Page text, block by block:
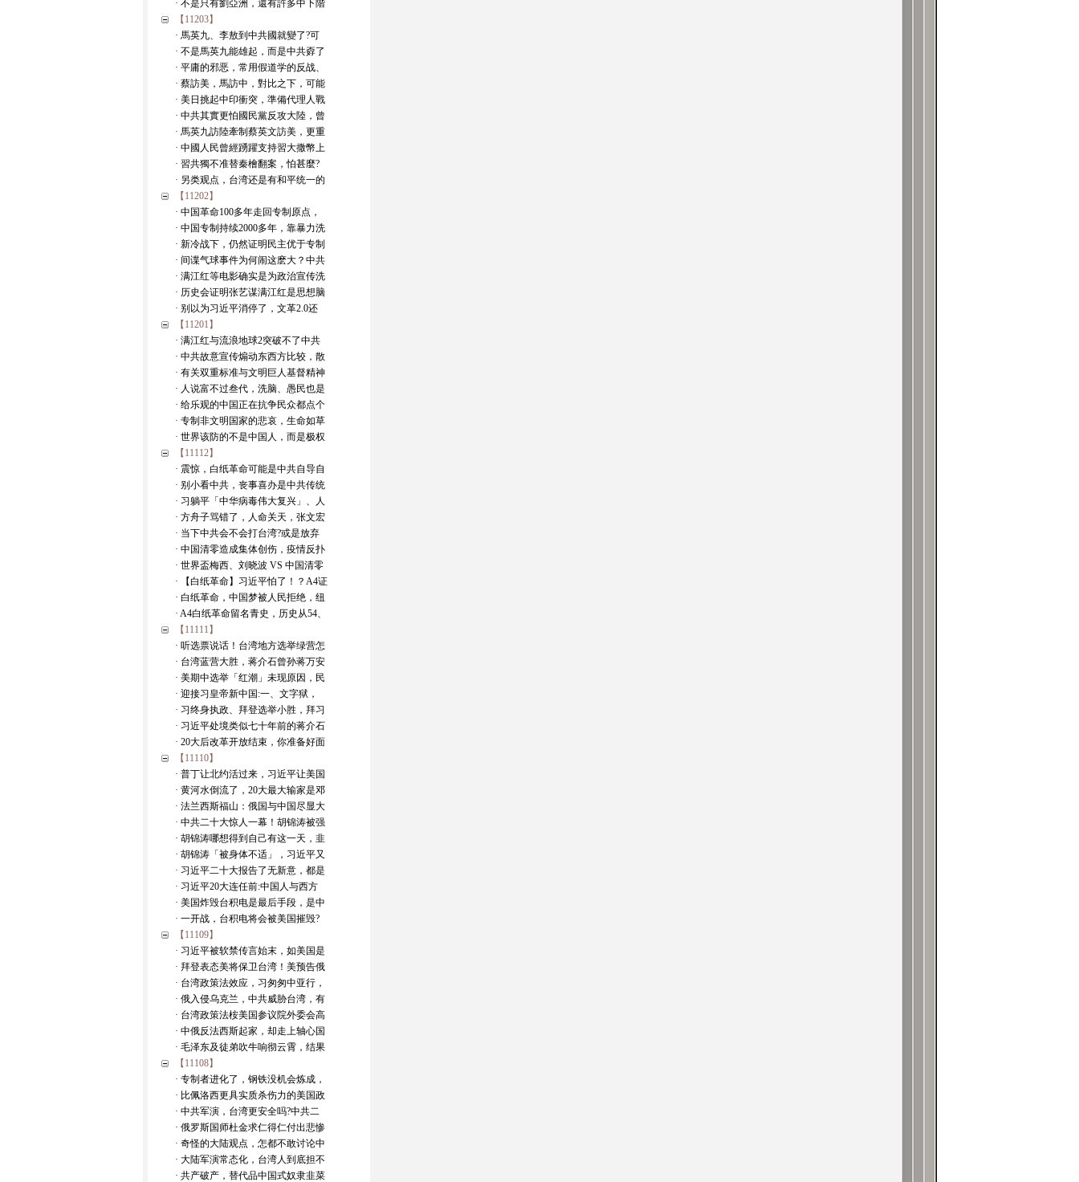
· 不是只有劉亞洲，還有許多中下階
【11203】
· 馬英九、李敖到中共國就變了?可
· 不是馬英九能雄起，而是中共孬了
· 平庸的邪恶，常用假道学的反战、
· 蔡訪美，馬訪中，對比之下，可能
· 美日挑起中印衝突，準備代理人戰
· 中共其實更怕國民黨反攻大陸，曾
· 馬英九訪陸牽制蔡英文訪美，更重
· 中國人民曾經踴躍支持習大撒幣上
· 習共獨不准替秦檜翻案，怕甚麼?
· 另类观点，台湾还是有和平统一的
【11202】
· 中国革命100多年走回专制原点，
· 中国专制持续2000多年，靠暴力洗
· 新冷战下，仍然证明民主优于专制
· 间谍气球事件为何闹这麽大？中共
· 满江红等电影确实是为政治宣传洗
· 历史会证明张艺谋满江红是思想脑
· 别以为习近平消停了，文革2.0还
【11201】
· 满江红与流浪地球2突破不了中共
· 中共故意宣传煽动东西方比较，散
· 有关双重标准与文明巨人基督精神
· 人说富不过叁代，洗脑、愚民也是
· 给乐观的中国正在抗争民众都点个
· 专制非文明国家的悲哀，生命如草
· 世界该防的不是中国人，而是极权
【11112】
· 震惊，白纸革命可能是中共自导自
· 别小看中共，丧事喜办是中共传统
· 习躺平「中华病毒伟大复兴」、人
· 方舟子骂错了，人命关天，张文宏
· 当下中共会不会打台湾?或是放弃
· 中国清零造成集体创伤，疫情反扑
· 世界盃梅西、刘晓波 VS 中国清零
· 【白纸革命】习近平怕了！？A4证
· 白纸革命，中国梦被人民拒绝，纽
· A4白纸革命留名青史，历史从54、
【11111】
· 听选票说话！台湾地方选举绿营怎
· 台湾蓝营大胜，蒋介石曾孙蒋万安
· 美期中选举「红潮」未现原因，民
· 迎接习皇帝新中国:一、文字狱，
· 习终身执政、拜登选举小胜，拜习
· 习近平处境类似七十年前的蒋介石
· 20大后改革开放结束，你准备好面
【11110】
· 普丁让北约活过来，习近平让美国
· 黄河水倒流了，20大最大输家是邓
· 法兰西斯福山：俄国与中国尽显大
· 中共二十大惊人一幕！胡锦涛被强
· 胡锦涛哪想得到自己有这一天，韭
· 胡锦涛「被身体不适」，习近平又
· 习近平二十大报告了无新意，都是
· 习近平20大连任前:中国人与西方
· 美国炸毁台积电是最后手段，是中
· 一开战，台积电将会被美国摧毁?
【11109】
· 习近平被软禁传言始末，如美国是
· 拜登表态美将保卫台湾！美预告俄
· 台湾政策法效应，习匆匆中亚行，
· 俄入侵乌克兰，中共威胁台湾，有
· 台湾政策法桉美国参议院外委会高
· 中俄反法西斯起家，却走上轴心国
· 毛泽东及徒弟吹牛响彻云霄，结果
【11108】
· 专制者进化了，钢铁没机会炼成，
· 比佩洛西更具实质杀伤力的美国政
· 中共军演，台湾更安全吗?中共二
· 俄罗斯国师杜金求仁得仁付出悲惨
· 奇怪的大陆观点，怎都不敢讨论中
· 大陆军演常态化，台湾人到底担不
· 共产破产，替代品中国式奴隶韭菜